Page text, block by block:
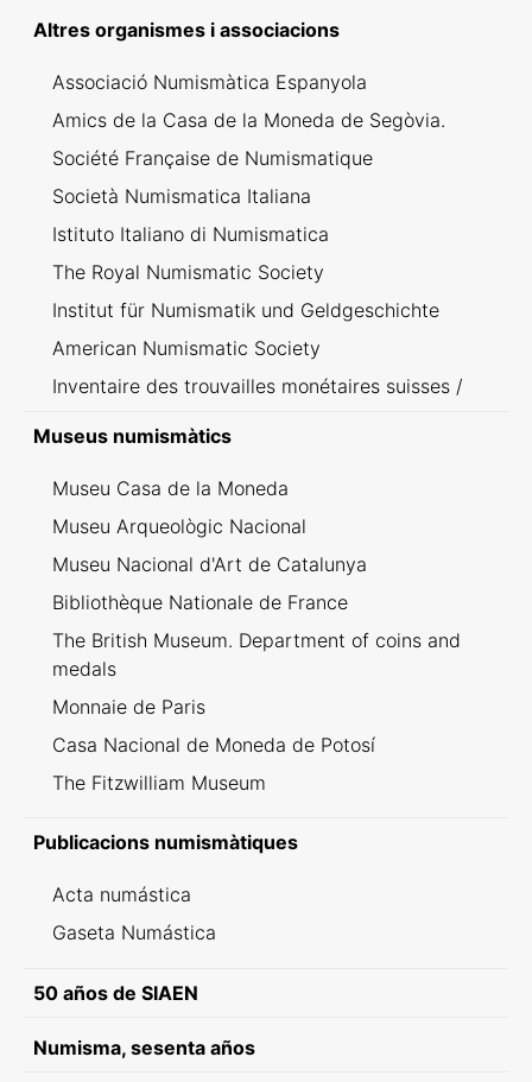
Altres organismes i associacions
Associació Numismàtica Espanyola
Amics de la Casa de la Moneda de Segòvia.
Société Française de Numismatique
Società Numismatica Italiana
Istituto Italiano di Numismatica
The Royal Numismatic Society
Institut für Numismatik und Geldgeschichte
American Numismatic Society
Inventaire des trouvailles monétaires suisses /
Museus numismàtics
Museu Casa de la Moneda
Museu Arqueològic Nacional
Museu Nacional d'Art de Catalunya
Bibliothèque Nationale de France
The British Museum. Department of coins and
medals
Monnaie de Paris
Casa Nacional de Moneda de Potosí
The Fitzwilliam Museum
Publicacions numismàtiques
Acta numástica
Gaseta Numástica
50 años de SIAEN
Numisma, sesenta años